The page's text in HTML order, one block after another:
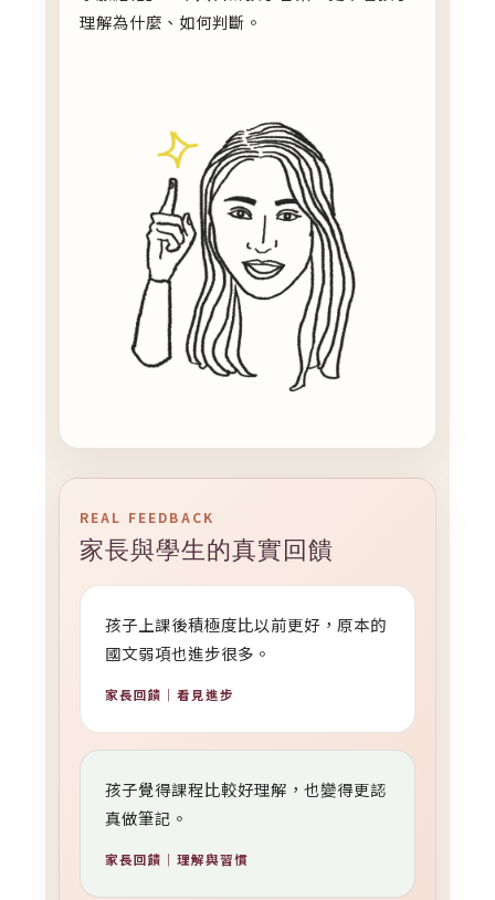
理解為什麼、如何判斷。
REAL FEEDBACK
家長與學生的真實回饋
孩子上課後積極度比以前更好，原本的
國文弱項也進步很多。
家長回饋｜看見進步
孩子覺得課程比較好理解，也變得更認
真做筆記。
家長回饋｜理解與習慣